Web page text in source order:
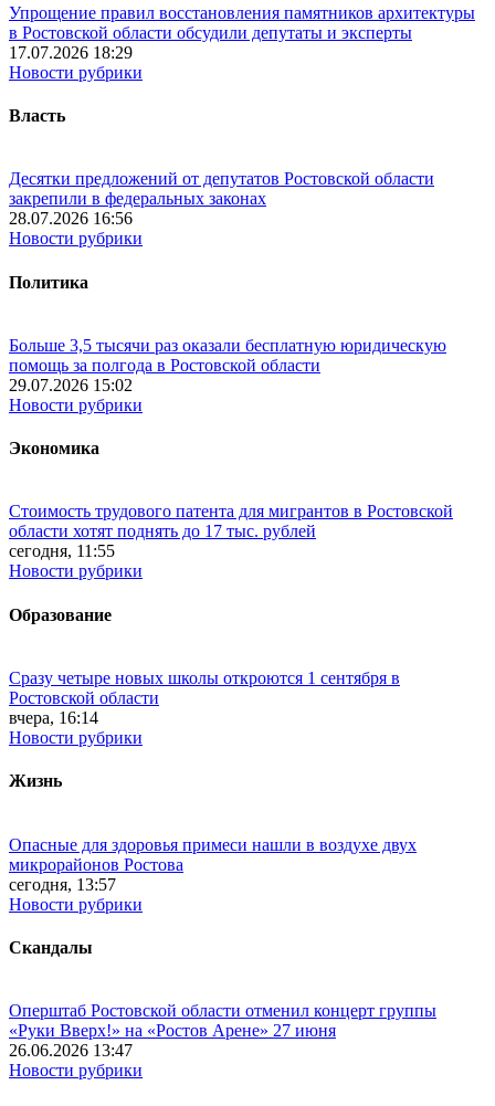
Упрощение правил восстановления памятников архитектуры
в Ростовской области обсудили депутаты и эксперты
17.07.2026 18:29
Новости рубрики
Власть
Десятки предложений от депутатов Ростовской области
закрепили в федеральных законах
28.07.2026 16:56
Новости рубрики
Политика
Больше 3,5 тысячи раз оказали бесплатную юридическую
помощь за полгода в Ростовской области
29.07.2026 15:02
Новости рубрики
Экономика
Стоимость трудового патента для мигрантов в Ростовской
области хотят поднять до 17 тыс. рублей
сегодня, 11:55
Новости рубрики
Образование
Сразу четыре новых школы откроются 1 сентября в
Ростовской области
вчера, 16:14
Новости рубрики
Жизнь
Опасные для здоровья примеси нашли в воздухе двух
микрорайонов Ростова
сегодня, 13:57
Новости рубрики
Скандалы
Оперштаб Ростовской области отменил концерт группы
«Руки Вверх!» на «Ростов Арене» 27 июня
26.06.2026 13:47
Новости рубрики